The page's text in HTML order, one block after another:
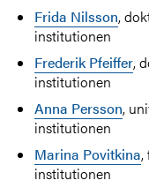
Frida Nilsson,
institutionen
Frederik Pfeiffer,
institutionen
Anna Persson,
institutionen
Marina Povitkina,
institutionen